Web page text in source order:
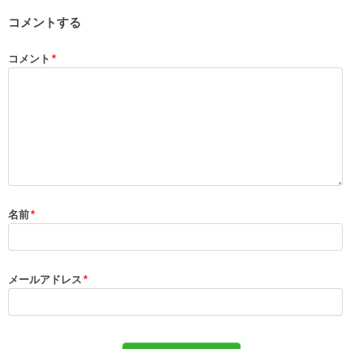
コメントする
コメント *
名前*
メールアドレス *